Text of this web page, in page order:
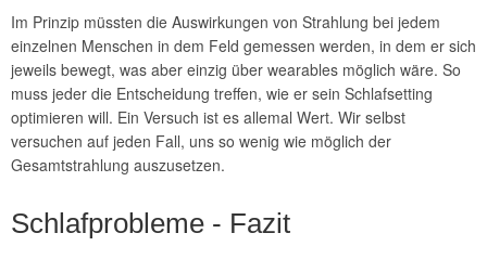
Im Prinzip müssten die Auswirkungen von Strahlung bei jedem
einzelnen Menschen in dem Feld gemessen werden, in dem er sich
jeweils bewegt, was aber einzig über wearables möglich wäre. So
muss jeder die Entscheidung treffen, wie er sein Schlafsetting
optimieren will. Ein Versuch ist es allemal Wert. Wir selbst
versuchen auf jeden Fall, uns so wenig wie möglich der
Gesamtstrahlung auszusetzen.
Schlafprobleme - Fazit